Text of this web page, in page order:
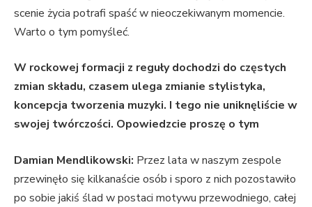
scenie życia potrafi spaść w nieoczekiwanym momencie.
Warto o tym pomyśleć.
W rockowej formacji z reguły dochodzi do częstych
zmian składu, czasem ulega zmianie stylistyka,
koncepcja tworzenia muzyki. I tego nie uniknęliście w
swojej twórczości. Opowiedzcie proszę o tym
Damian Mendlikowski: Przez lata w naszym zespole
przewinęło się kilkanaście osób i sporo z nich pozostawiło
po sobie jakiś ślad w postaci motywu przewodniego, całej